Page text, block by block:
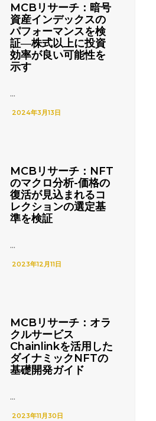
MCBリサーチ：暗号
資産インデックスの
パフォーマンスを検
証―株式以上に投資
効率が良い可能性を
示す
...
2024年3月13日
MCBリサーチ：NFT
のマクロ分析-価格の
復活が見込まれるコ
レクションの選定基
準を検証
...
2023年12月11日
MCBリサーチ：オラ
クルサービス
Chainlinkを活用した
ダイナミックNFTの
基礎開発ガイド
...
2023年11月30日